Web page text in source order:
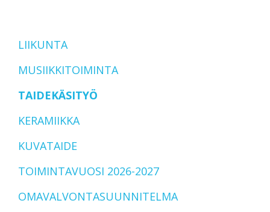
LIIKUNTA
MUSIIKKITOIMINTA
TAIDEKÄSITYÖ
KERAMIIKKA
KUVATAIDE
TOIMINTAVUOSI 2026-2027
OMAVALVONTASUUNNITELMA